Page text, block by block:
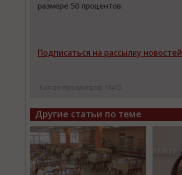
размере 50 процентов.
Подписаться на рассылку новостей
Кол-во просмотров: 16415
Другие статьи по теме